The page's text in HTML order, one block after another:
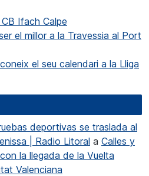
Ifach Calpe
el millor a la Travessia al Port
el seu calendari a la Lliga
deportivas se traslada al
| Radio Litoral a Calles y
la llegada de la Vuelta
Valenciana